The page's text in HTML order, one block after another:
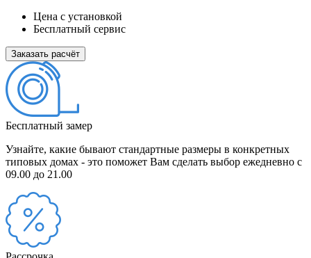
Цена с установкой
Бесплатный сервис
Заказать расчёт
Бесплатный замер
Узнайте, какие бывают стандартные размеры в конкретных
типовых домах - это поможет Вам сделать выбор ежедневно с
09.00 до 21.00